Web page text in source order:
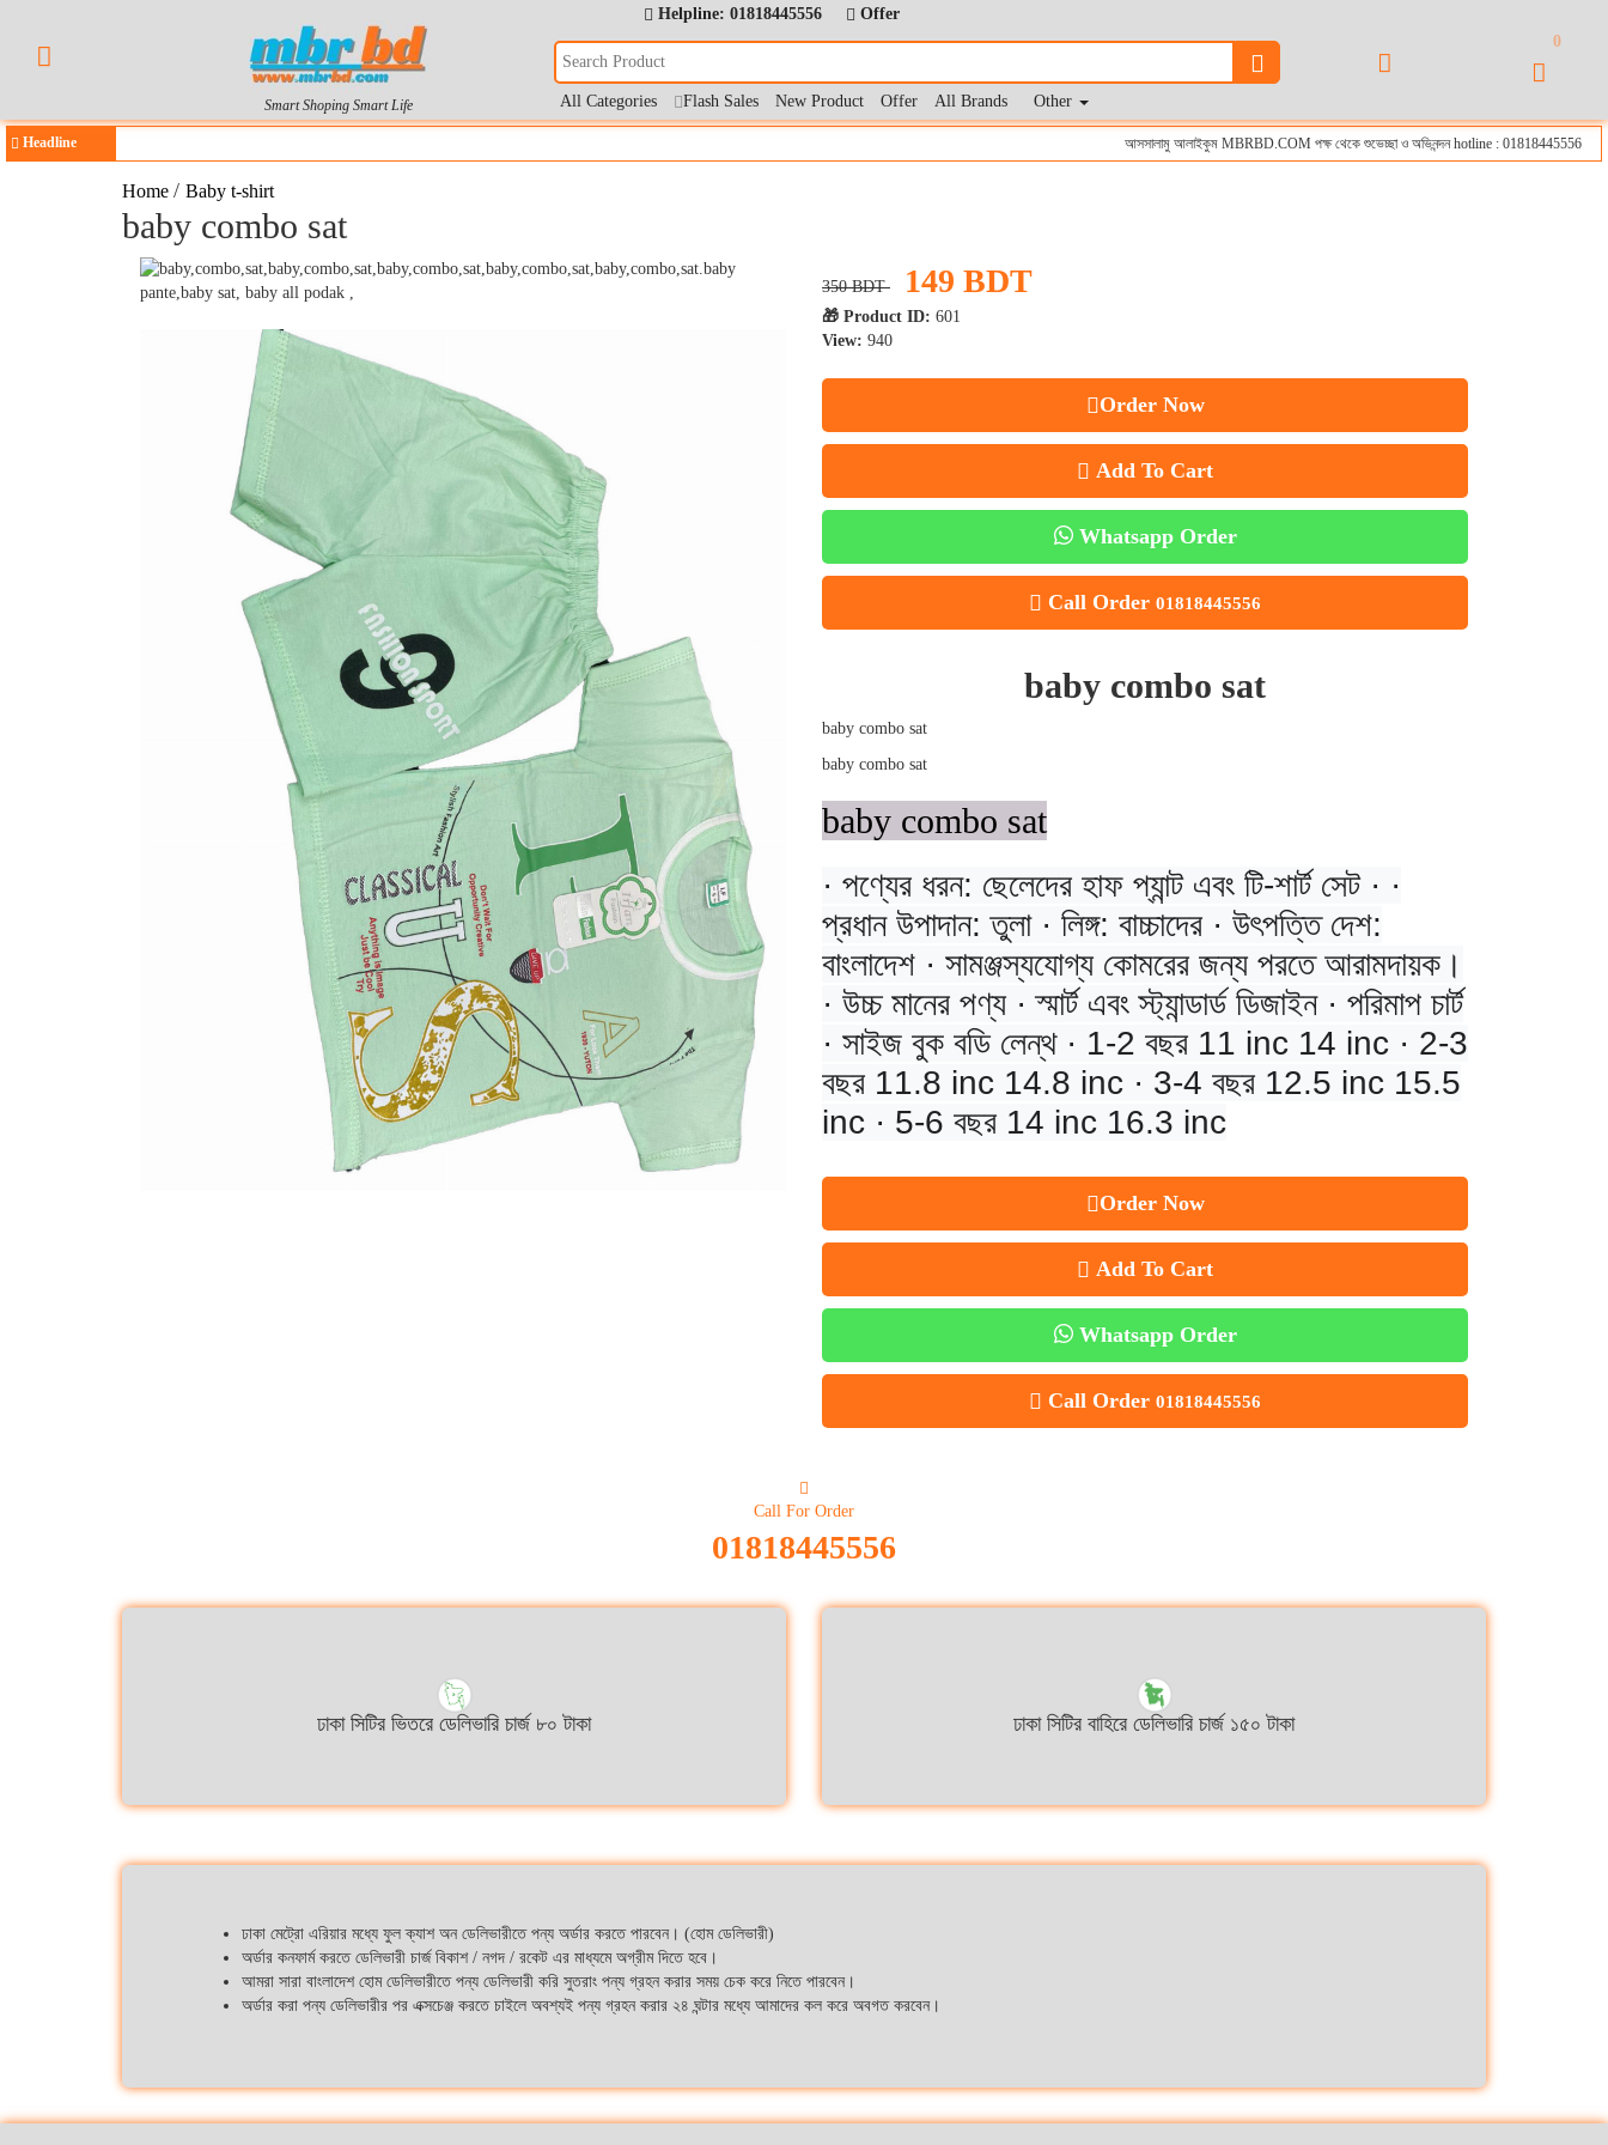
Helpline: 01818445556 Offer
Smart Shoping Smart Life
0
All Categories Flash Sales New Product Offer All Brands Other
Headline আসসালামু আলাইকুম MBRBD.COM পক্ষ থেকে শুভেচ্ছা ও অভিনন্দন hotline : 01818445556
Home / Baby t-shirt
baby combo sat
350 BDT 149 BDT
🎁 Product ID: 601
View: 940
Order Now
Add To Cart
Whatsapp Order
Call Order 01818445556
baby combo sat
baby combo sat
baby combo sat
baby combo sat
· পণ্যের ধরন: ছেলেদের হাফ প্যান্ট এবং টি-শার্ট সেট · ·
প্রধান উপাদান: তুলা · লিঙ্গ: বাচ্চাদের · উৎপত্তি দেশ:
বাংলাদেশ · সামঞ্জস্যযোগ্য কোমরের জন্য পরতে আরামদায়ক।
· উচ্চ মানের পণ্য · স্মার্ট এবং স্ট্যান্ডার্ড ডিজাইন · পরিমাপ চার্ট
· সাইজ বুক বডি লেন্থ · 1-2 বছর 11 inc 14 inc · 2-3
বছর 11.8 inc 14.8 inc · 3-4 বছর 12.5 inc 15.5
inc · 5-6 বছর 14 inc 16.3 inc
Order Now
Add To Cart
Whatsapp Order
Call Order 01818445556
Call For Order
01818445556
ঢাকা সিটির ভিতরে ডেলিভারি চার্জ ৮০ টাকা ঢাকা সিটির বাহিরে ডেলিভারি চার্জ ১৫০ টাকা
ঢাকা মেট্রো এরিয়ার মধ্যে ফুল ক্যাশ অন ডেলিভারীতে পন্য অর্ডার করতে পারবেন। (হোম ডেলিভারী)
অর্ডার কনফার্ম করতে ডেলিভারী চার্জ বিকাশ / নগদ / রকেট এর মাধ্যমে অগ্রীম দিতে হবে।
আমরা সারা বাংলাদেশ হোম ডেলিভারীতে পন্য ডেলিভারী করি সুতরাং পন্য গ্রহন করার সময় চেক করে নিতে পারবেন।
অর্ডার করা পন্য ডেলিভারীর পর এক্সচেঞ্জ করতে চাইলে অবশ্যই পন্য গ্রহন করার ২৪ ঘন্টার মধ্যে আমাদের কল করে অবগত করবেন।